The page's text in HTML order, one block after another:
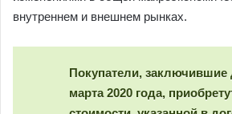
внутреннем и внешнем рынках.
Покупатели, заключившие
марта 2020 года,